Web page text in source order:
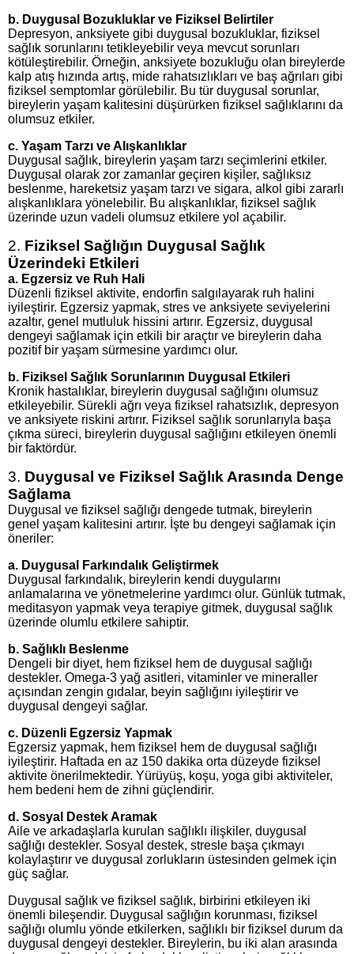
b. Duygusal Bozukluklar ve Fiziksel Belirtiler
Depresyon, anksiyete gibi duygusal bozukluklar, fiziksel
sağlık sorunlarını tetikleyebilir veya mevcut sorunları
kötüleştirebilir. Örneğin, anksiyete bozukluğu olan bireylerde
kalp atış hızında artış, mide rahatsızlıkları ve baş ağrıları gibi
fiziksel semptomlar görülebilir. Bu tür duygusal sorunlar,
bireylerin yaşam kalitesini düşürürken fiziksel sağlıklarını da
olumsuz etkiler.
c. Yaşam Tarzı ve Alışkanlıklar
Duygusal sağlık, bireylerin yaşam tarzı seçimlerini etkiler.
Duygusal olarak zor zamanlar geçiren kişiler, sağlıksız
beslenme, hareketsiz yaşam tarzı ve sigara, alkol gibi zararlı
alışkanlıklara yönelebilir. Bu alışkanlıklar, fiziksel sağlık
üzerinde uzun vadeli olumsuz etkilere yol açabilir.
2. Fiziksel Sağlığın Duygusal Sağlık
Üzerindeki Etkileri
a. Egzersiz ve Ruh Hali
Düzenli fiziksel aktivite, endorfin salgılayarak ruh halini
iyileştirir. Egzersiz yapmak, stres ve anksiyete seviyelerini
azaltır, genel mutluluk hissini artırır. Egzersiz, duygusal
dengeyi sağlamak için etkili bir araçtır ve bireylerin daha
pozitif bir yaşam sürmesine yardımcı olur.
b. Fiziksel Sağlık Sorunlarının Duygusal Etkileri
Kronik hastalıklar, bireylerin duygusal sağlığını olumsuz
etkileyebilir. Sürekli ağrı veya fiziksel rahatsızlık, depresyon
ve anksiyete riskini artırır. Fiziksel sağlık sorunlarıyla başa
çıkma süreci, bireylerin duygusal sağlığını etkileyen önemli
bir faktördür.
3. Duygusal ve Fiziksel Sağlık Arasında Denge
Sağlama
Duygusal ve fiziksel sağlığı dengede tutmak, bireylerin
genel yaşam kalitesini artırır. İşte bu dengeyi sağlamak için
öneriler:
a. Duygusal Farkındalık Geliştirmek
Duygusal farkındalık, bireylerin kendi duygularını
anlamalarına ve yönetmelerine yardımcı olur. Günlük tutmak,
meditasyon yapmak veya terapiye gitmek, duygusal sağlık
üzerinde olumlu etkilere sahiptir.
b. Sağlıklı Beslenme
Dengeli bir diyet, hem fiziksel hem de duygusal sağlığı
destekler. Omega-3 yağ asitleri, vitaminler ve mineraller
açısından zengin gıdalar, beyin sağlığını iyileştirir ve
duygusal dengeyi sağlar.
c. Düzenli Egzersiz Yapmak
Egzersiz yapmak, hem fiziksel hem de duygusal sağlığı
iyileştirir. Haftada en az 150 dakika orta düzeyde fiziksel
aktivite önerilmektedir. Yürüyüş, koşu, yoga gibi aktiviteler,
hem bedeni hem de zihni güçlendirir.
d. Sosyal Destek Aramak
Aile ve arkadaşlarla kurulan sağlıklı ilişkiler, duygusal
sağlığı destekler. Sosyal destek, stresle başa çıkmayı
kolaylaştırır ve duygusal zorlukların üstesinden gelmek için
güç sağlar.
Duygusal sağlık ve fiziksel sağlık, birbirini etkileyen iki
önemli bileşendir. Duygusal sağlığın korunması, fiziksel
sağlığı olumlu yönde etkilerken, sağlıklı bir fiziksel durum da
duygusal dengeyi destekler. Bireylerin, bu iki alan arasında